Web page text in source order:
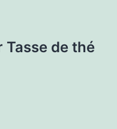
de thé